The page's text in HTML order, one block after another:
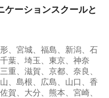
ケーションスクールと
、宮城、福島、新潟、石
葉、埼玉、東京、神奈
重、滋賀、京都、奈良、
、島根、広島、山口、香
賀、大分、熊本、宮崎、